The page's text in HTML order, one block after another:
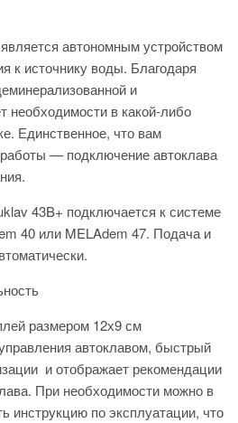
автономным устройством
к источнику воды. Благодаря
и
необходимости в какой-либо
Единственное, что вам
— подключение автоклава
43B+ подключается к системе
40 или MELAdem 47. Подача и
размером 12х9 см
автоклавом, быстрый
и отображает рекомендации
При необходимости можно в
инструкцию по эксплуатации, что